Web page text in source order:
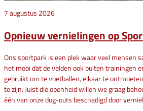
7 augustus 2026
Opnieuw vernielingen op
Ons sportpark is een plek waar veel mensen
het mooi dat de velden ook buiten trainingen
gebruikt om te voetballen, elkaar te
te zijn. Juist die openheid willen we graag
één van onze dug-outs beschadigd door